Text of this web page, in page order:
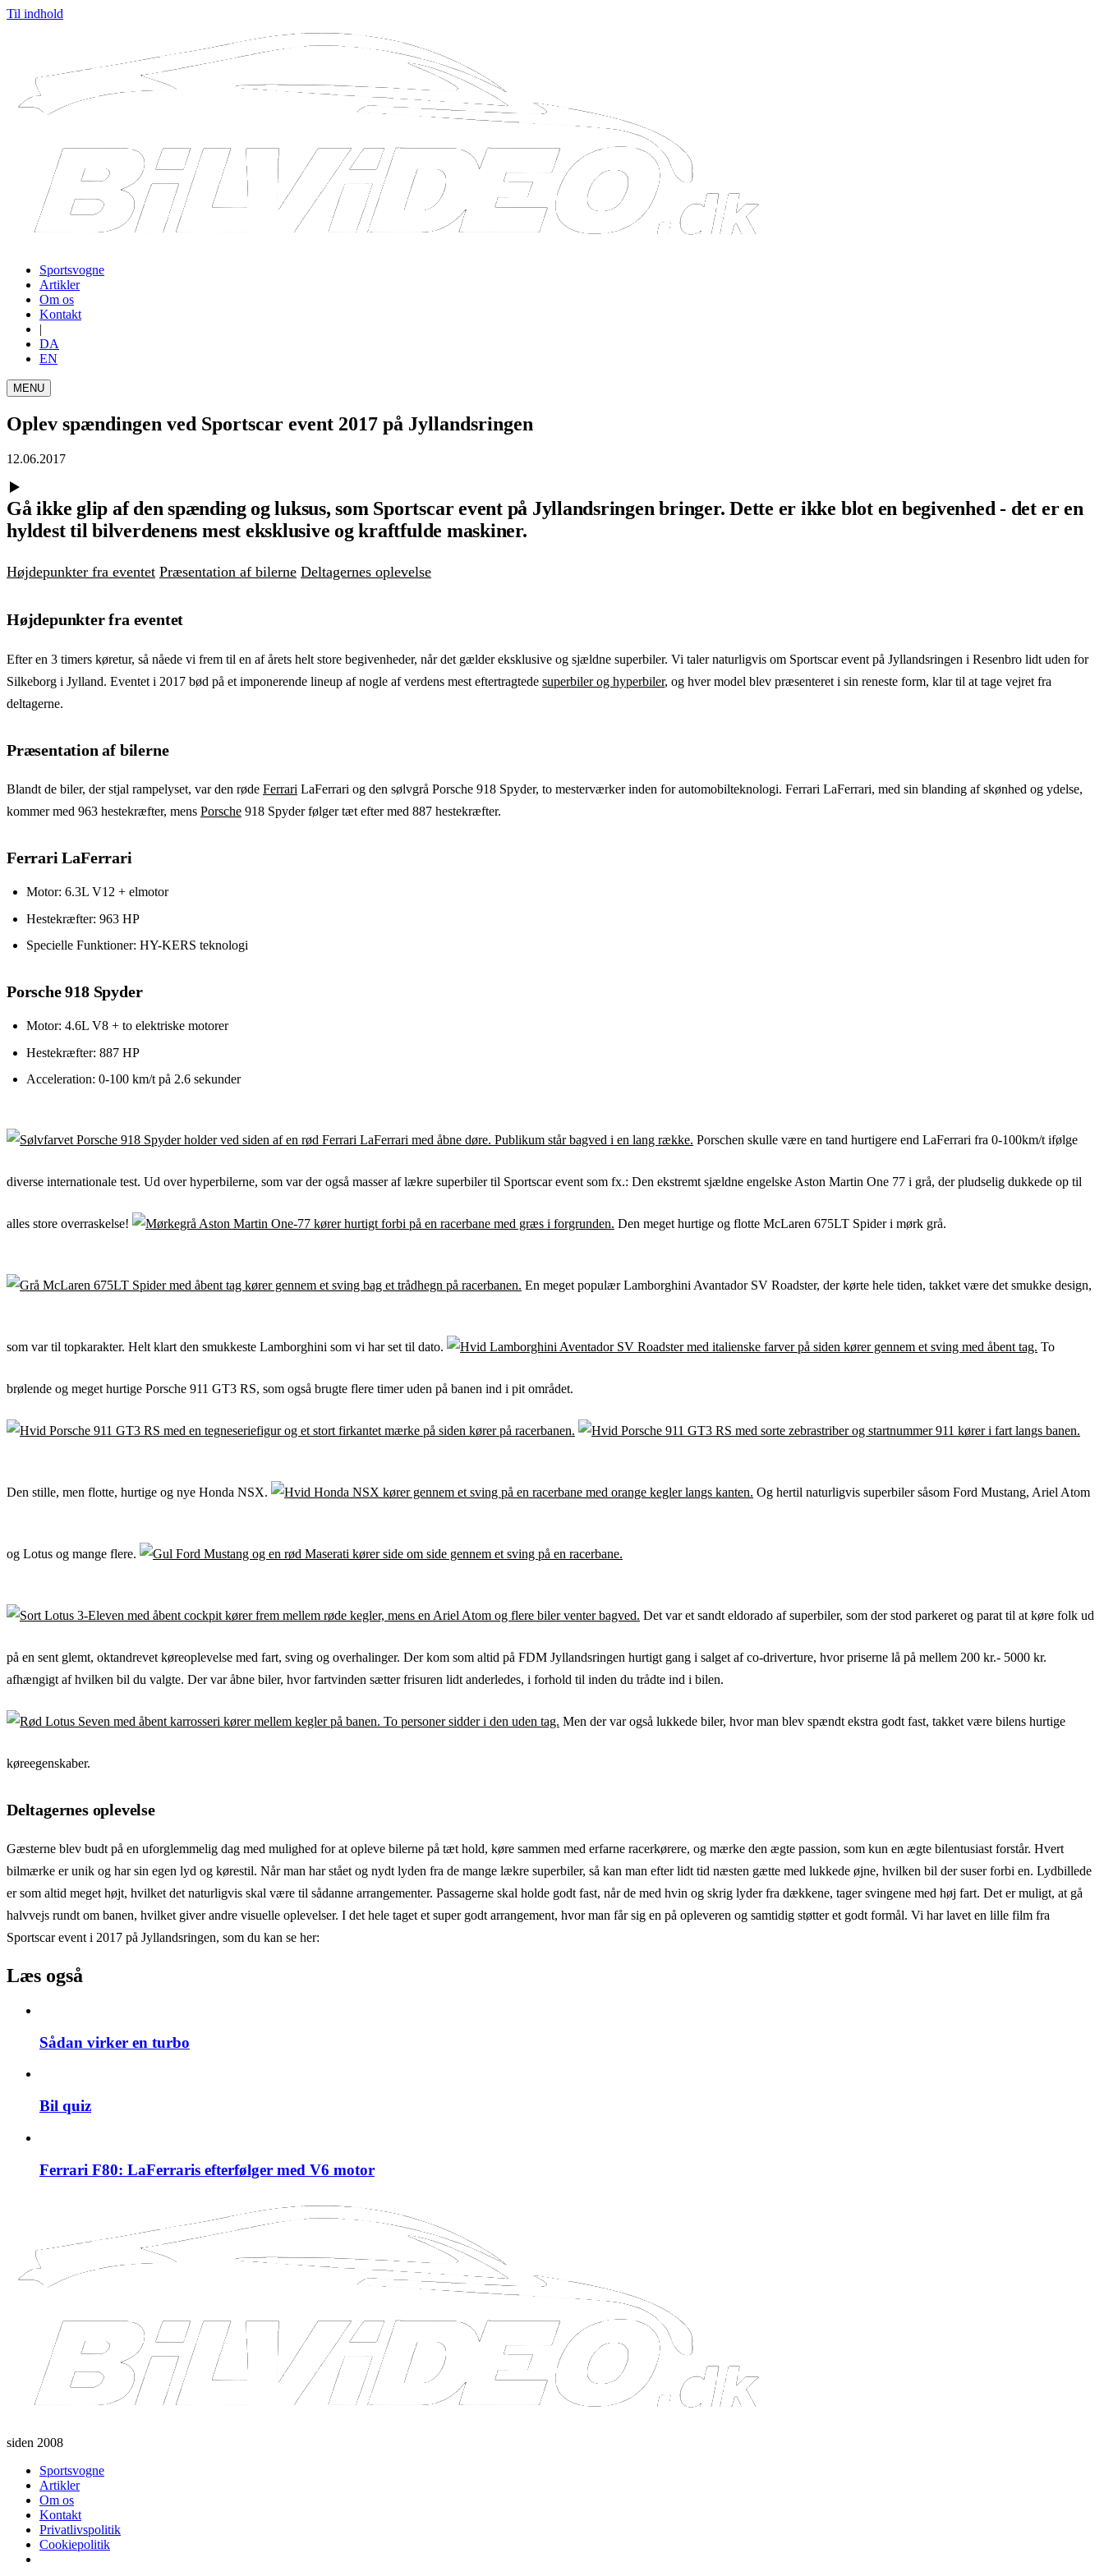
Til indhold
Sportsvogne
Artikler
Om os
Kontakt
|
DA
EN
MENU
Oplev spændingen ved Sportscar event 2017 på Jyllandsringen
12.06.2017
Gå ikke glip af den spænding og luksus, som Sportscar event på Jyllandsringen bringer. Dette er ikke blot en begivenhed - det er en
hyldest til bilverdenens mest eksklusive og kraftfulde maskiner.
Højdepunkter fra eventet Præsentation af bilerne Deltagernes oplevelse
Højdepunkter fra eventet
Efter en 3 timers køretur, så nåede vi frem til en af årets helt store begivenheder, når det gælder eksklusive og sjældne superbiler. Vi taler naturligvis om Sportscar event på Jyllandsringen i Resenbro lidt uden for
Silkeborg i Jylland. Eventet i 2017 bød på et imponerende lineup af nogle af verdens mest eftertragtede superbiler og hyperbiler, og hver model blev præsenteret i sin reneste form, klar til at tage vejret fra
deltagerne.
Præsentation af bilerne
Blandt de biler, der stjal rampelyset, var den røde Ferrari LaFerrari og den sølvgrå Porsche 918 Spyder, to mesterværker inden for automobilteknologi. Ferrari LaFerrari, med sin blanding af skønhed og ydelse,
kommer med 963 hestekræfter, mens Porsche 918 Spyder følger tæt efter med 887 hestekræfter.
Ferrari LaFerrari
Motor: 6.3L V12 + elmotor
Hestekræfter: 963 HP
Specielle Funktioner: HY-KERS teknologi
Porsche 918 Spyder
Motor: 4.6L V8 + to elektriske motorer
Hestekræfter: 887 HP
Acceleration: 0-100 km/t på 2.6 sekunder
Porschen skulle være en tand hurtigere end LaFerrari fra 0-100km/t ifølge
diverse internationale test. Ud over hyperbilerne, som var der også masser af lækre superbiler til Sportscar event som fx.: Den ekstremt sjældne engelske Aston Martin One 77 i grå, der pludselig dukkede op til
alles store overraskelse! Den meget hurtige og flotte McLaren 675LT Spider i mørk grå.
En meget populær Lamborghini Avantador SV Roadster, der kørte hele tiden, takket være det smukke design,
som var til topkarakter. Helt klart den smukkeste Lamborghini som vi har set til dato. To
brølende og meget hurtige Porsche 911 GT3 RS, som også brugte flere timer uden på banen ind i pit området.
Den stille, men flotte, hurtige og nye Honda NSX. Og hertil naturligvis superbiler såsom Ford Mustang, Ariel Atom
og Lotus og mange flere.
Det var et sandt eldorado af superbiler, som der stod parkeret og parat til at køre folk ud
på en sent glemt, oktandrevet køreoplevelse med fart, sving og overhalinger. Der kom som altid på FDM Jyllandsringen hurtigt gang i salget af co-driverture, hvor priserne lå på mellem 200 kr.- 5000 kr.
afhængigt af hvilken bil du valgte. Der var åbne biler, hvor fartvinden sætter frisuren lidt anderledes, i forhold til inden du trådte ind i bilen.
Men der var også lukkede biler, hvor man blev spændt ekstra godt fast, takket være bilens hurtige
køreegenskaber.
Deltagernes oplevelse
Gæsterne blev budt på en uforglemmelig dag med mulighed for at opleve bilerne på tæt hold, køre sammen med erfarne racerkørere, og mærke den ægte passion, som kun en ægte bilentusiast forstår. Hvert
bilmærke er unik og har sin egen lyd og kørestil. Når man har stået og nydt lyden fra de mange lækre superbiler, så kan man efter lidt tid næsten gætte med lukkede øjne, hvilken bil der suser forbi en. Lydbillede
er som altid meget højt, hvilket det naturligvis skal være til sådanne arrangementer. Passagerne skal holde godt fast, når de med hvin og skrig lyder fra dækkene, tager svingene med høj fart. Det er muligt, at gå
halvvejs rundt om banen, hvilket giver andre visuelle oplevelser. I det hele taget et super godt arrangement, hvor man får sig en på opleveren og samtidig støtter et godt formål. Vi har lavet en lille film fra
Sportscar event i 2017 på Jyllandsringen, som du kan se her:
Læs også
Sådan virker en turbo
Bil quiz
Ferrari F80: LaFerraris efterfølger med V6 motor
siden 2008
Sportsvogne
Artikler
Om os
Kontakt
Privatlivspolitik
Cookiepolitik